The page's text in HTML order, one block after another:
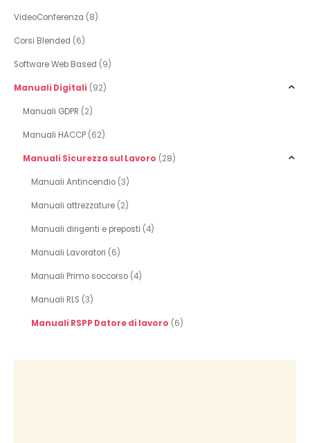
VideoConferenza (8)
Corsi Blended (6)
Software Web Based (9)
Manuali Digitali (92)
Manuali GDPR (2)
Manuali HACCP (62)
Manuali Sicurezza sul Lavoro (28)
Manuali Antincendio (3)
Manuali attrezzature (2)
Manuali dirigenti e preposti (4)
Manuali Lavoratori (6)
Manuali Primo soccorso (4)
Manuali RLS (3)
Manuali RSPP Datore di lavoro (6)